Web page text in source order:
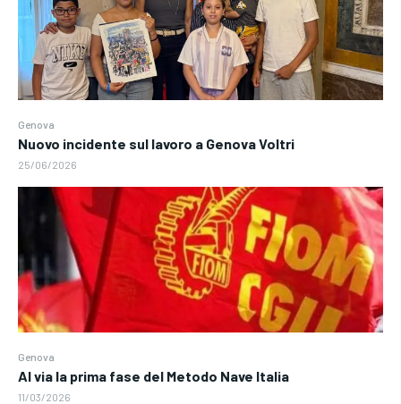
Genova
Nuovo incidente sul lavoro a Genova Voltri
25/06/2026
Genova
Al via la prima fase del Metodo Nave Italia
11/03/2026